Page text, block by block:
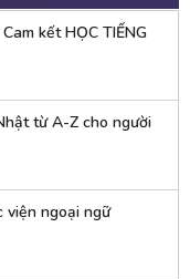
kết HỌC TIẾNG
từ A-Z cho người
viện ngoại ngữ